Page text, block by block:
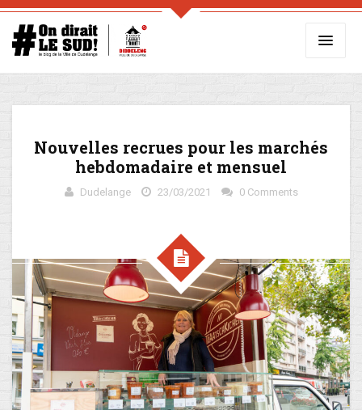
Nouvelles recrues pour les marchés
hebdomadaire et mensuel
Dudelange 23/03/2021 0 Comments